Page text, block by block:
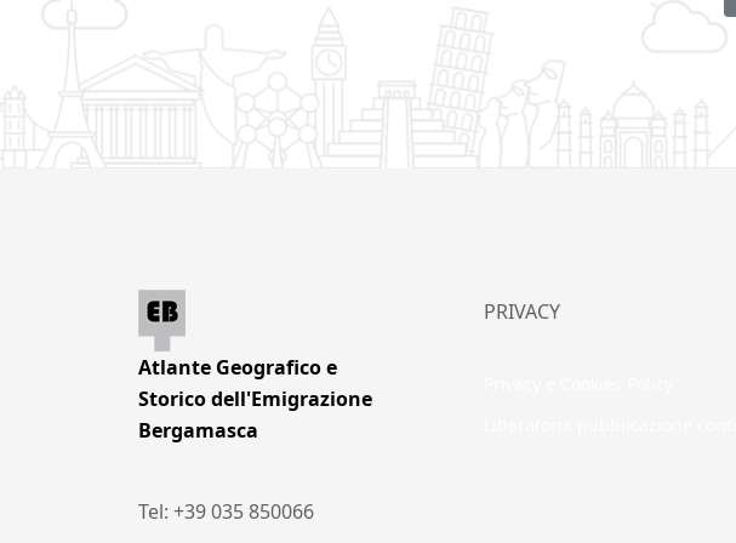
Atlante Geografico e
Storico dell'Emigrazione
Bergamasca
Tel: +39 035 850066
PRIVACY